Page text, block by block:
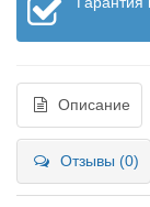
Описание
Отзывы (0)